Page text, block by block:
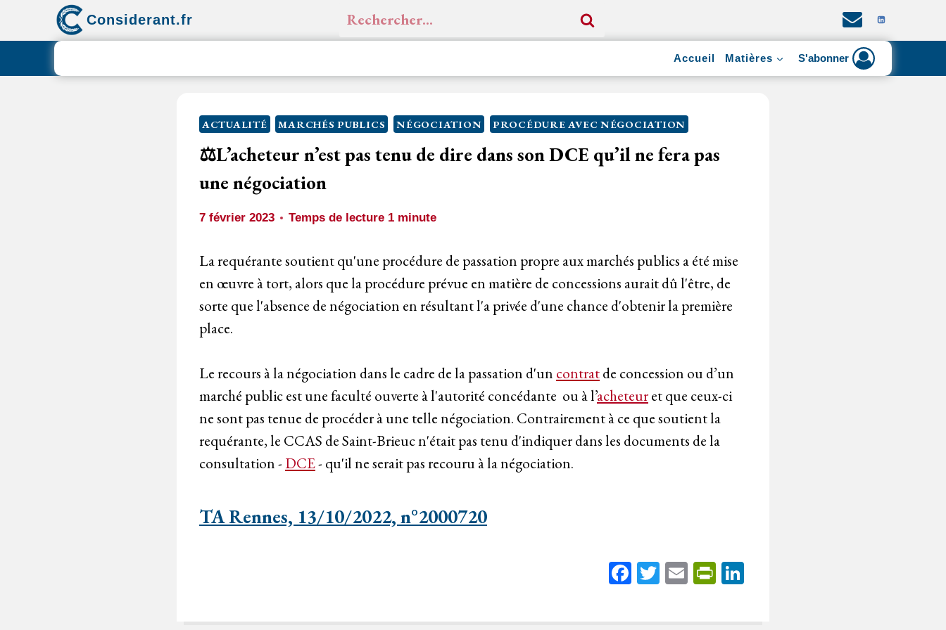
Considerant.fr Rechercher :
Accueil Matières S'abonner
ACTUALITÉ MARCHÉS PUBLICS NÉGOCIATION PROCÉDURE AVEC NÉGOCIATION
⚖️L’acheteur n’est pas tenu de dire dans son DCE qu’il ne fera pas
une négociation
7 février 2023 Temps de lecture 1 minute
La requérante soutient qu'une procédure de passation propre aux marchés publics a été mise
en œuvre à tort, alors que la procédure prévue en matière de concessions aurait dû l'être, de
sorte que l'absence de négociation en résultant l'a privée d'une chance d'obtenir la première
place.
Le recours à la négociation dans le cadre de la passation d'un contratde concession ou d’un
marché public est une faculté ouverte à l'autorité concédante ou à l’acheteuret que ceux-ci
ne sont pas tenue de procéder à une telle négociation. Contrairement à ce que soutient la
requérante, le CCAS de Saint-Brieuc n'était pas tenu d'indiquer dans les documents de la
consultation - DCE- qu'il ne serait pas recouru à la négociation.
TA Rennes, 13/10/2022, n°2000720
Fa
bo
T
tt
E
ail
Pr
tF ed